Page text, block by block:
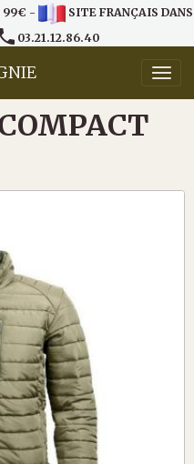
99€ -
SITE FRANÇAIS DANS
03.21.12.86.40